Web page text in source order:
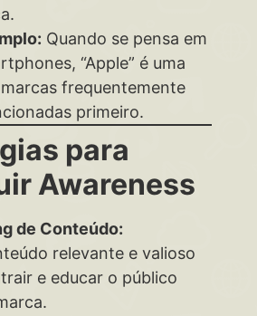
Quando se pensa em
“Apple” é uma
frequentemente
primeiro.
para
Awareness
de Conteúdo:
relevante e valioso
e educar o público